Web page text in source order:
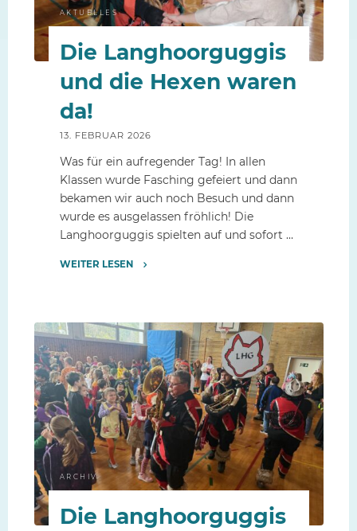
AKTUELLES
Die Langhoorguggis
und die Hexen waren
da!
13. FEBRUAR 2026
Was für ein aufregender Tag! In allen
Klassen wurde Fasching gefeiert und dann
bekamen wir auch noch Besuch und dann
wurde es ausgelassen fröhlich! Die
Langhoorguggis spielten auf und sofort …
WEITER LESEN
die
Hexen
waren
da!"
ARCHIV
Die Langhoorguggis